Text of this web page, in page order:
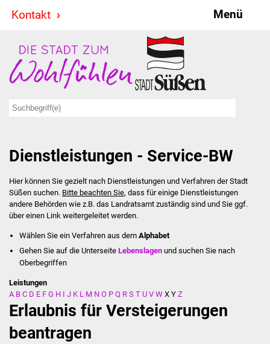
Kontakt Menü
Stadt & Politik
Bürgermeister
Ausschüsse
Ratsinformationssystem
Jugendbeirat
Summerrockfestival
Stadtverwaltung
Dienstleistungen - Service-BW
Hier können Sie gezielt nach Dienstleistungen und Verfahren der Stadt
Süßen suchen. Bitte beachten Sie, dass für einige Dienstleistungen
andere Behörden wie z.B. das Landratsamt zuständig sind und Sie ggf.
über einen Link weitergeleitet werden.
Wählen Sie ein Verfahren aus dem Alphabet
Gehen Sie auf die UnterseiteLebenslagen und suchen Sie nach
Oberbegriffen
Leistungen
A B C D E F G H I J K L M N O P Q R S T U V W X Y Z
Erlaubnis für Versteigerungen
beantragen